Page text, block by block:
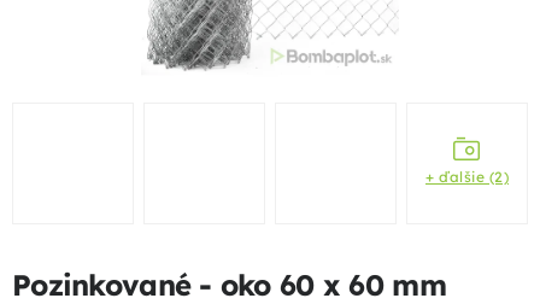
Podhrabové dosky
Uzlové pletivá
Pozinkované - oko 60 x 60 mm
+ ďalšie (2)